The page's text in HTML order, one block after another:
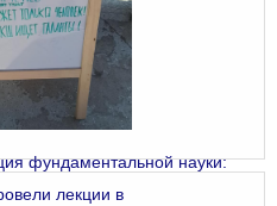
фундаментальной науки:
лекции в